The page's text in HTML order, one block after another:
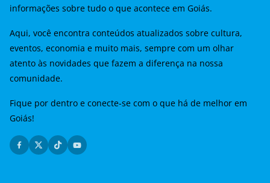
informações sobre tudo o que acontece em Goiás.
Aqui, você encontra conteúdos atualizados sobre cultura,
eventos, economia e muito mais, sempre com um olhar
atento às novidades que fazem a diferença na nossa
comunidade.
Fique por dentro e conecte-se com o que há de melhor em
Goiás!